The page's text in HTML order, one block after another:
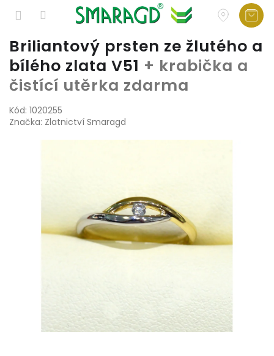
Přejít
obsah
Briliantový prsten ze žlutého a
bílého zlata V51 + krabička a
čistící utěrka zdarma
Kód: 1020255
Značka: Zlatnictví Smaragd